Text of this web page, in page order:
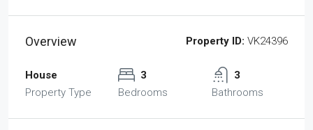
Overview Property ID: VK24396
House
Property Type
3
Bedrooms
3
Bathrooms